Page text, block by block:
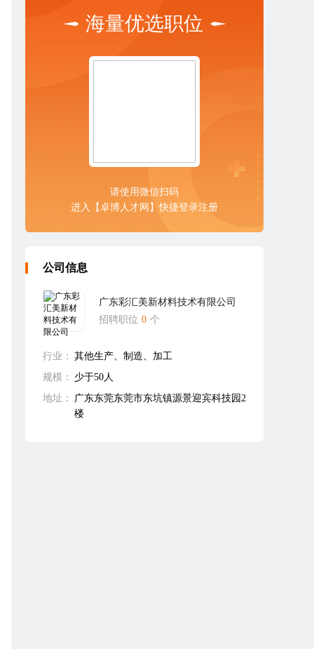
海量优选职位
请使用微信扫码
进入【卓博人才网】快捷登录注册
公司信息
广东彩汇美新材料技术有限公司
招聘职位 0 个
行业： 其他生产、制造、加工
规模：
少于50人
地址：
广东东莞东莞市东坑镇源景迎宾科技园2
楼